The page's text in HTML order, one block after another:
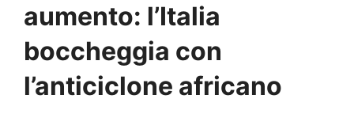
aumento: l’Italia
boccheggia con
l’anticiclone africano